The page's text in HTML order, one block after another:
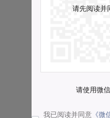
请先阅读并
请使用微
我已阅读并同意 《